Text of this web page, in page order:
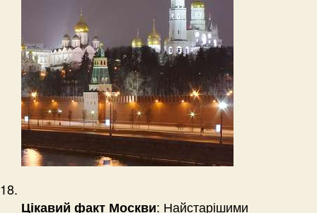
Цікавий факт Москви: Найстарішими